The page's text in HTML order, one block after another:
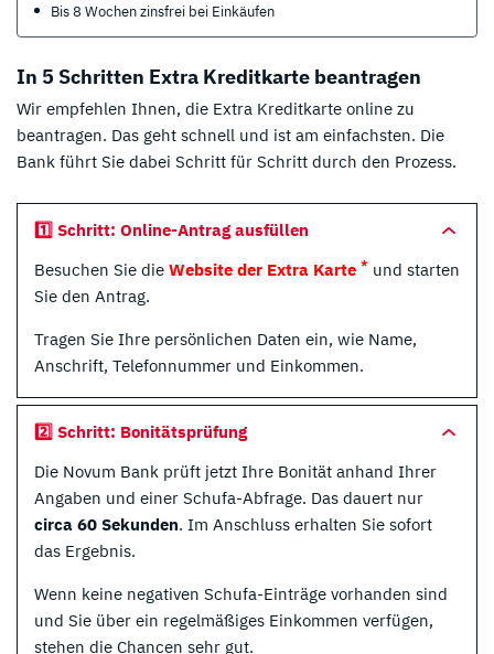
Bis 8 Wochen zinsfrei bei Einkäufen
In 5 Schritten Extra Kreditkarte beantragen
Wir empfehlen Ihnen, die Extra Kreditkarte online zu
beantragen. Das geht schnell und ist am einfachsten. Die
Bank führt Sie dabei Schritt für Schritt durch den Prozess.
1️⃣ Schritt: Online-Antrag ausfüllen
Besuchen Sie die Website der Extra Karte * und starten
Sie den Antrag.
Tragen Sie Ihre persönlichen Daten ein, wie Name,
Anschrift, Telefonnummer und Einkommen.
2️⃣ Schritt: Bonitätsprüfung
Die Novum Bank prüft jetzt Ihre Bonität anhand Ihrer
Angaben und einer Schufa-Abfrage. Das dauert nur
circa 60 Sekunden. Im Anschluss erhalten Sie sofort
das Ergebnis.
Wenn keine negativen Schufa-Einträge vorhanden sind
und Sie über ein regelmäßiges Einkommen verfügen,
stehen die Chancen sehr gut.